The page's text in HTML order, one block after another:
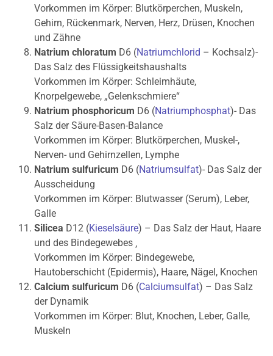
Vorkommen im Körper: Blutkörperchen, Muskeln,
Gehirn, Rückenmark, Nerven, Herz, Drüsen, Knochen
und Zähne
Natrium chloratum D6 (Natriumchlorid – Kochsalz)-
Das Salz des Flüssigkeitshaushalts
Vorkommen im Körper: Schleimhäute,
Knorpelgewebe, „Gelenkschmiere“
Natrium phosphoricum D6 (Natriumphosphat)- Das
Salz der Säure-Basen-Balance
Vorkommen im Körper: Blutkörperchen, Muskel-,
Nerven- und Gehirnzellen, Lymphe
Natrium sulfuricum D6 (Natriumsulfat)- Das Salz der
Ausscheidung
Vorkommen im Körper: Blutwasser (Serum), Leber,
Galle
Silicea D12 (Kieselsäure) – Das Salz der Haut, Haare
und des Bindegewebes ‚
Vorkommen im Körper: Bindegewebe,
Hautoberschicht (Epidermis), Haare, Nägel, Knochen
Calcium sulfuricum D6 (Calciumsulfat) – Das Salz
der Dynamik
Vorkommen im Körper: Blut, Knochen, Leber, Galle,
Muskeln